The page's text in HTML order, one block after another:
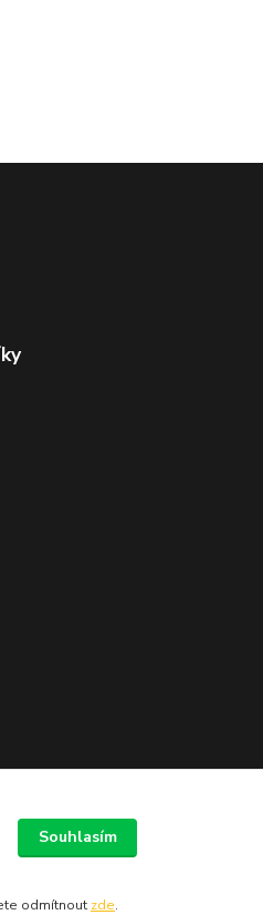
Souhlasím
odmítnout zde.